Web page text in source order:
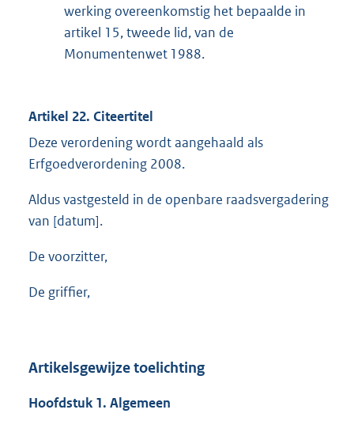
werking overeenkomstig het bepaalde in
artikel 15, tweede lid, van de
Monumentenwet 1988.
Artikel 22. Citeertitel
Deze verordening wordt aangehaald als
Erfgoedverordening 2008.
Aldus vastgesteld in de openbare raadsvergadering
van [datum].
De voorzitter,
De griffier,
Artikelsgewijze toelichting
Hoofdstuk 1. Algemeen